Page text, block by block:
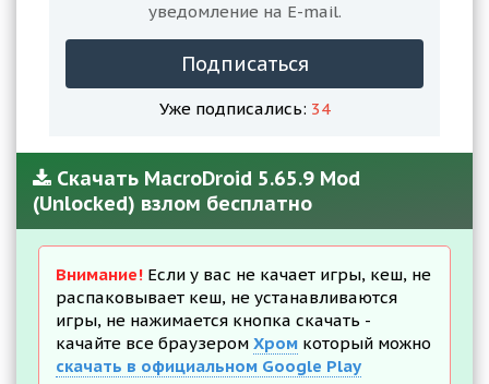
уведомление на E-mail.
Подписаться
Уже подписались: 34
Скачать MacroDroid 5.65.9 Mod
(Unlocked) взлом бесплатно
Внимание! Если у вас не качает игры, кеш, не
распаковывает кеш, не устанавливаются
игры, не нажимается кнопка скачать -
качайте все браузером Хром который можно
скачать в официальном Google Play